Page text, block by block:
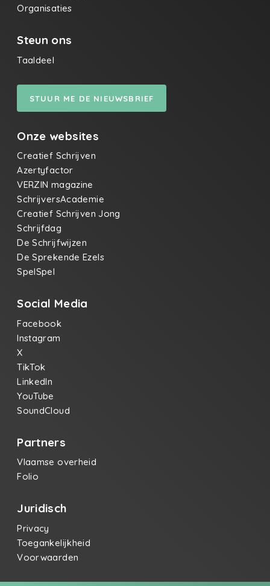
Organisaties
Steun ons
Taaldeel
STUUR ME DE NIEUWSBRIEF
Onze websites
Creatief Schrijven
Azertyfactor
VERZIN magazine
SchrijversAcademie
Creatief Schrijven Jong
Schrijfdag
De Schrijfwijzen
De Sprekende Ezels
SpelSpel
Social Media
Facebook
Instagram
X
TikTok
LinkedIn
YouTube
SoundCloud
Partners
Vlaamse overheid
Folio
Juridisch
Privacy
Toegankelijkheid
Voorwaarden